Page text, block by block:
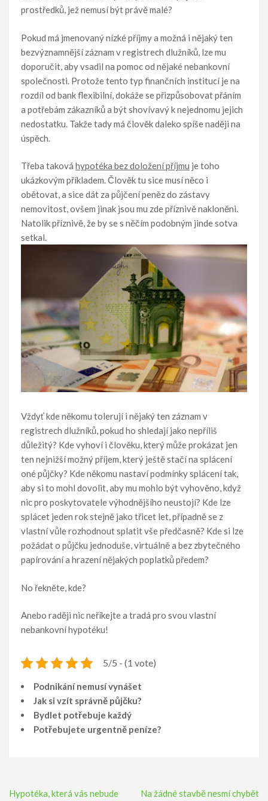
prostředků, jež nemusí být právě malé?
Pokud má jmenovaný nízké příjmy a možná i nějaký ten
bezvýznamnější záznam v registrech dlužníků, lze mu
doporučit, aby vsadil na pomoc od nějaké nebankovní
společnosti. Protože tento typ finančních institucí je na
rozdíl od bank flexibilní, dokáže se přizpůsobovat přáním
a potřebám zákazníků a být shovívavý k nejednomu jejich
nedostatku. Takže tady má člověk daleko spíše naději na
úspěch.
Třeba taková hypotéka bez doložení příjmu je toho
ukázkovým příkladem. Člověk tu sice musí něco i
obětovat, a sice dát za půjčení peněz do zástavy
nemovitost, ovšem jinak jsou mu zde příznivě nakloněni.
Natolik příznivě, že by se s něčím podobným jinde sotva
setkal.
Vždyť kde někomu tolerují i nějaký ten záznam v
registrech dlužníků, pokud ho shledají jako nepříliš
důležitý? Kde vyhoví i člověku, který může prokázat jen
ten nejnižší možný příjem, který ještě stačí na splácení
oné půjčky? Kde někomu nastaví podmínky splácení tak,
aby si to mohl dovolit, aby mu mohlo být vyhověno, když
nic pro poskytovatele výhodnějšího neustojí? Kde lze
splácet jeden rok stejně jako třicet let, případně se z
vlastní vůle rozhodnout splatit vše předčasně? Kde si lze
požádat o půjčku jednoduše, virtuálně a bez zbytečného
papírování a hrazení nějakých poplatků předem?
No řekněte, kde?
Anebo raději nic neříkejte a tradá pro svou vlastní
nebankovní hypotéku!
5/5 - (1 vote)
Podnikání nemusí vynášet
Jak si vzít správně půjčku?
Bydlet potřebuje každý
Potřebujete urgentně peníze?
Navigace
Hypotéka, která vás nebude Na žádné stavbě nesmí chybět